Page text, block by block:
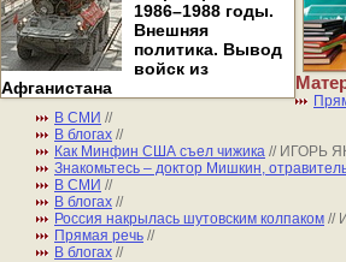
1986–1988 годы.
Внешняя
политика. Вывод
войск из
Афганистана
В СМИ //
В блогах //
Как Минфин США съел чижика // ИГОРЬ
Знакомьтесь – доктор Мишкин,
В СМИ //
В блогах //
Россия накрылась шутовским колпаком //
Прямая речь //
В блогах //